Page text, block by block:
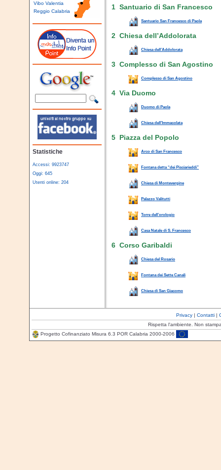
Vibo Valentia
Reggio Calabria
Statistiche
Accessi: 9923747
Oggi: 645
Utenti online: 204
1 Santuario di San Francesco
Santuario San Francesco di Paola
2 Chiesa dell’Addolorata
Chiesa dell’Addolorata
3 Complesso di San Agostino
Complesso di San Agostino
4 Via Duomo
Duomo di Paola
Chiesa dell’Immacolata
5 Piazza del Popolo
Arco di San Francesco
Fontana detta “dei Pisciarieddi”
Chiesa di Montevergine
Palazzo Valitutti
Torre dell’orologio
Casa Natale di S. Francesco
6 Corso Garibaldi
Chiesa del Rosario
Fontana dei Sette Canali
Chiesa di San Giacomo
Privacy| Contatti|
Rispetta l'ambiente. Non
Progetto Cofinanziato Misura 6.3 POR Calabria 2000-2006